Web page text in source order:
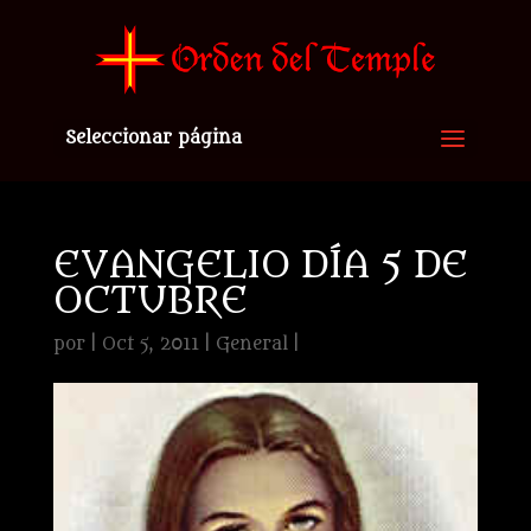
Seleccionar página
EVANGELIO DÍA 5 DE
OCTUBRE
por Oct 5, 2011| General|